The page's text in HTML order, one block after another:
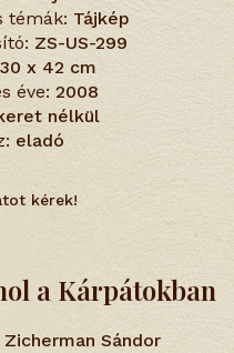
témák:Tájkép
ZS-US-299
30 x 42 cm
éve:2008
nélkül
eladó
kérek!
a Kárpátokban
Zicherman Sándor